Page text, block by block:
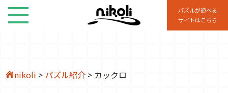
パズルが遊べる
サイトはこちら
nikoli > パズル紹介> カックロ